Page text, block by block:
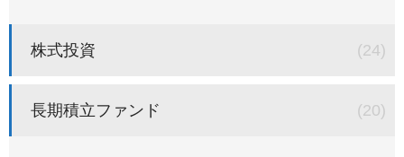
株式投資 (24)
長期積立ファンド (20)